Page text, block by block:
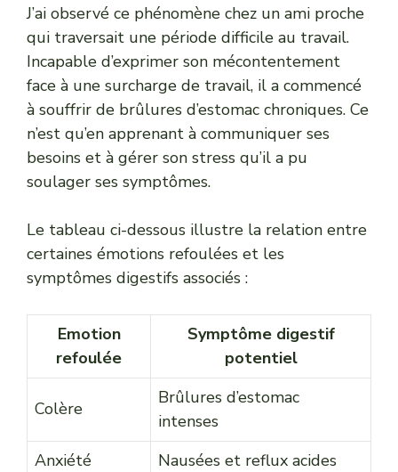
J’ai observé ce phénomène chez un ami proche
qui traversait une période difficile au travail.
Incapable d’exprimer son mécontentement
face à une surcharge de travail, il a commencé
à souffrir de brûlures d’estomac chroniques. Ce
n’est qu’en apprenant à communiquer ses
besoins et à gérer son stress qu’il a pu
soulager ses symptômes.
Le tableau ci-dessous illustre la relation entre
certaines émotions refoulées et les
symptômes digestifs associés :
Emotion
refoulée
Symptôme digestif
potentiel
Colère
Brûlures d’estomac
intenses
Anxiété
Nausées et reflux acides